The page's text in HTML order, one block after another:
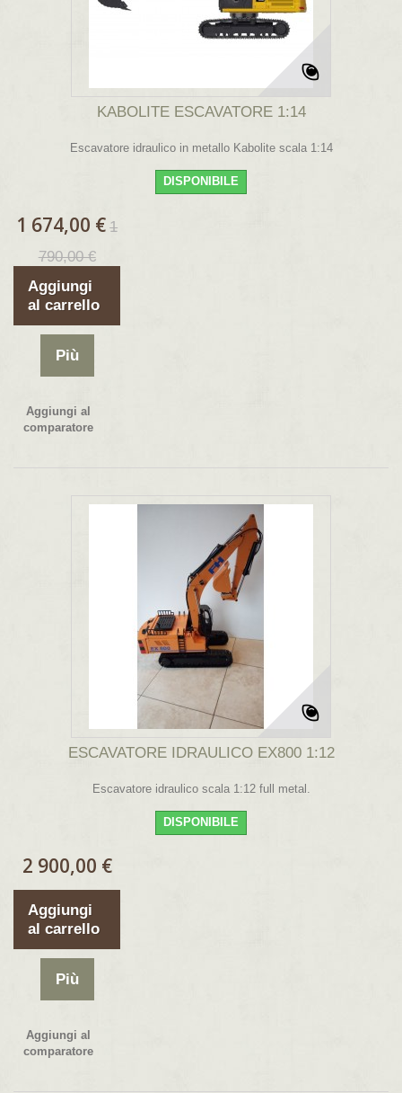
KABOLITE ESCAVATORE 1:14
Escavatore idraulico in metallo Kabolite scala 1:14
DISPONIBILE
1 674,00 € 1
790,00 €
Aggiungi
al carrello
Più
Aggiungi al
comparatore
ESCAVATORE IDRAULICO EX800 1:12
Escavatore idraulico scala 1:12 full metal.
DISPONIBILE
2 900,00 €
Aggiungi
al carrello
Più
Aggiungi al
comparatore